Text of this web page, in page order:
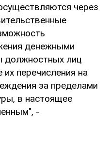
через
денежными
должностных лиц
перечисления на
за пределами
в настоящее
-